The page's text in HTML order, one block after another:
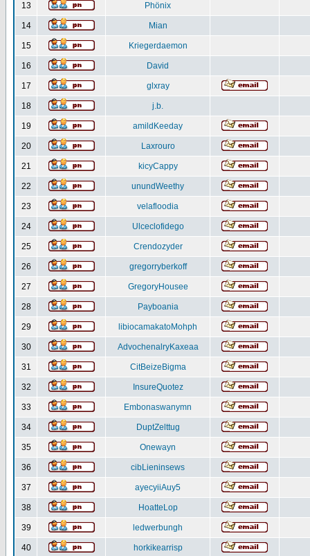
13 Phönix
14 Mian
15 Kriegerdaemon
16 David
17 glxray
18 j.b.
19 amildKeeday
20 Laxrouro
21 kicyCappy
22 unundWeethy
23 velafloodia
24 Ulceclofidego
25 Crendozyder
26 gregorryberkoff
27 GregoryHousee
28 Payboania
29 libiocamakatoMohph
30 AdvochenalryKaxeaa
31 CitBeizeBigma
32 InsureQuotez
33 Embonaswanymn
34 DuptZelttug
35 Onewayn
36 cibLieninsews
37 ayecyiiAuy5
38 HoatteLop
39 ledwerbungh
40 horkikearrisp